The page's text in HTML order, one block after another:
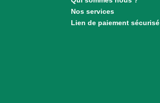
Nos services
Lien de paiement sécurisé